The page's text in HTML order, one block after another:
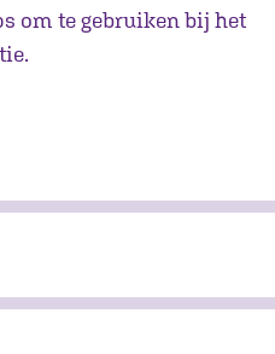
om te gebruiken bij het